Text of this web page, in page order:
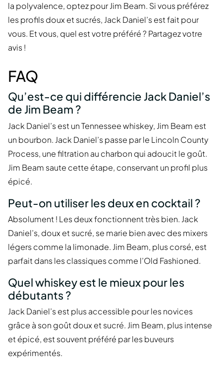
la polyvalence, optez pour Jim Beam. Si vous préférez
les profils doux et sucrés, Jack Daniel’s est fait pour
vous. Et vous, quel est votre préféré ? Partagez votre
avis !
FAQ
Qu’est-ce qui différencie Jack Daniel’s
de Jim Beam ?
Jack Daniel’s est un Tennessee whiskey, Jim Beam est
un bourbon. Jack Daniel’s passe par le Lincoln County
Process, une filtration au charbon qui adoucit le goût.
Jim Beam saute cette étape, conservant un profil plus
épicé.
Peut-on utiliser les deux en cocktail ?
Absolument ! Les deux fonctionnent très bien. Jack
Daniel’s, doux et sucré, se marie bien avec des mixers
légers comme la limonade. Jim Beam, plus corsé, est
parfait dans les classiques comme l’Old Fashioned.
Quel whiskey est le mieux pour les
débutants ?
Jack Daniel’s est plus accessible pour les novices
grâce à son goût doux et sucré. Jim Beam, plus intense
et épicé, est souvent préféré par les buveurs
expérimentés.